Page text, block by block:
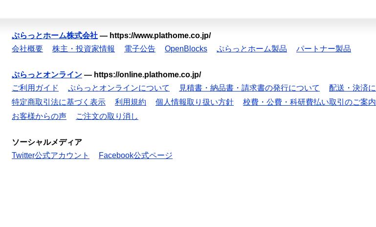
ぷらっとホーム株式会社 — https://www.plathome.co.jp/
会社概要
株主・投資家情報 電子公告 OpenBlocks ぷらっとホーム製品 パートナー製品
ぷらっとオンライン — https://online.plathome.co.jp/
ご利用ガイド
ぷらっとオンラインについて 見積書・納品書・請求書の発行について 配送・決済
特定商取引法に基づく表示
利用規約 個人情報取り扱い方針 校費・公費・科研費払い取引のご案内
お客様からの声
ご注文の取り消し
ソーシャルメディア
Twitter公式アカウント
Facebook公式ページ